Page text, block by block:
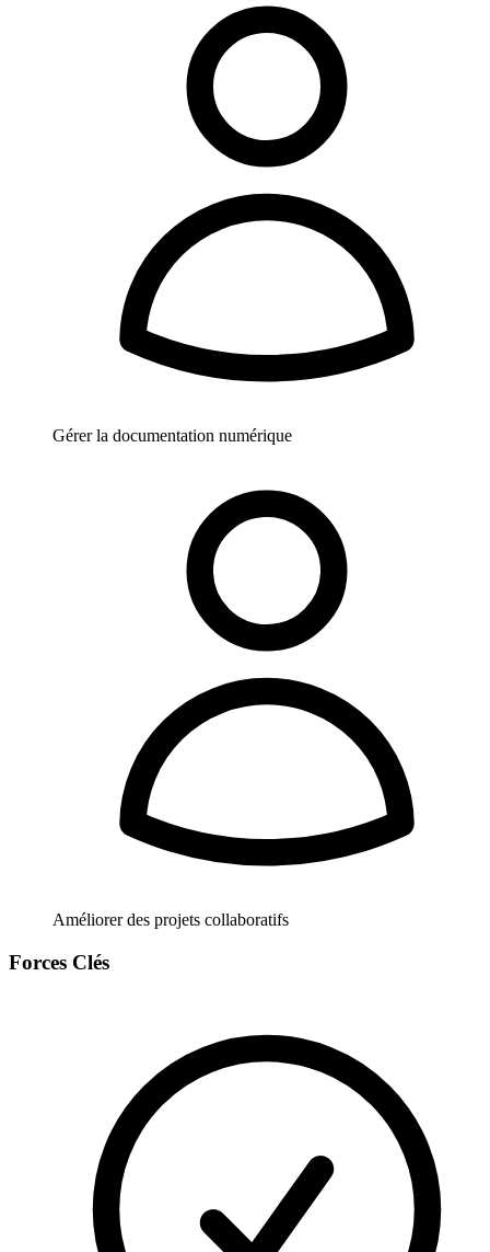
Gérer la documentation numérique
Améliorer des projets collaboratifs
Forces Clés